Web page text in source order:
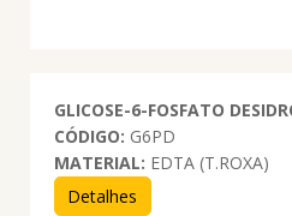
GLICOSE-6-FOSFATO
CÓDIGO: G6PD
MATERIAL: EDTA (T.ROXA)
Detalhes